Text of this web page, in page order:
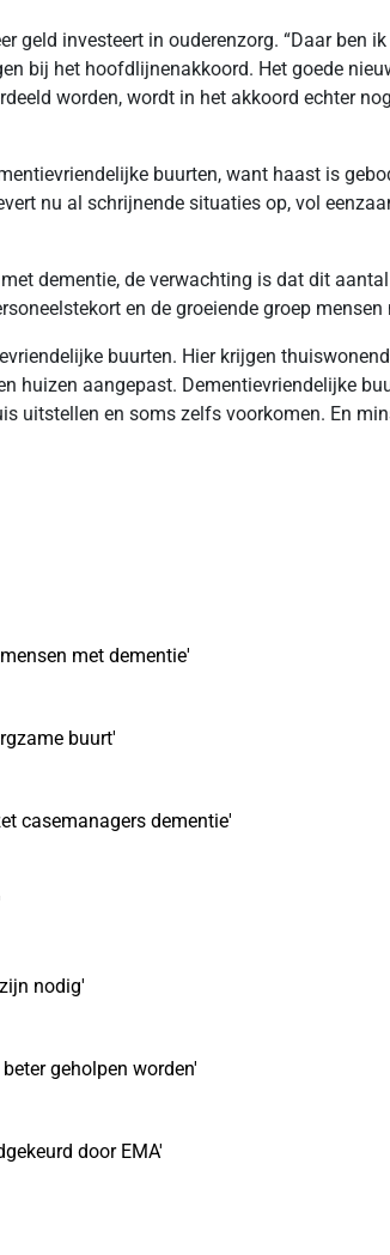
geld investeert in ouderenzorg. “Daar ben
bij het hoofdlijnenakkoord. Het goede
worden, wordt in het akkoord echter
buurten, want haast is
nu al schrijnende situaties op, vol
dementie, de verwachting is dat dit
en de groeiende groep
buurten. Hier krijgen
huizen aangepast. Dementievriendelijke
uitstellen en soms zelfs voorkomen. En
met dementie'
buurt'
casemanagers dementie'
nodig'
geholpen worden'
door EMA'